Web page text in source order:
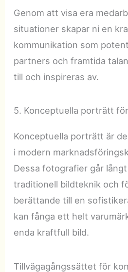
Genom att visa era
situationer skapar ni en
kommunikation som
partners och framtida
till och inspireras av.
5. Konceptuella porträtt
Konceptuella porträtt är
i modern
Dessa fotografier går
traditionell bildteknik och
berättande till en
kan fånga ett helt
enda kraftfull bild.
Tillvägagångssättet för